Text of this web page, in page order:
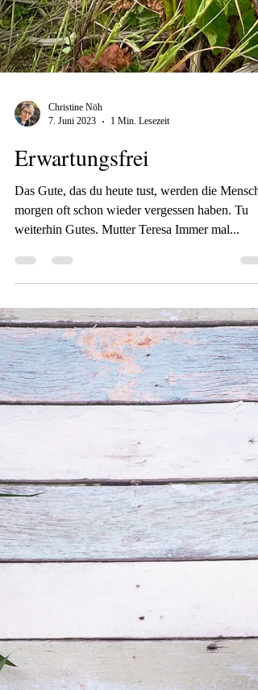
Christine Nöh
Erwartungsfrei
Das Gute, das du heute tust, werden die
morgen oft schon wieder vergessen haben. Tu
weiterhin Gutes. Mutter Teresa Immer mal...